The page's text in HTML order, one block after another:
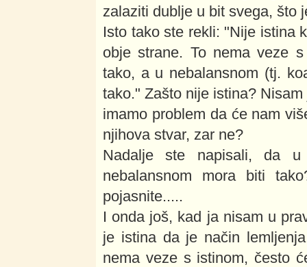
zalaziti dublje u bit svega, što
Isto tako ste rekli: "Nije istina
obje strane. To nema veze
tako, a u nebalansnom (tj.
tako." Zašto nije istina?
imamo problem da će nam
njihova stvar, zar ne?
Nadalje ste napisali, da
nebalansnom mora biti
pojasnite.....
I onda još, kad ja nisam u
je istina da je način
nema veze s istinom, često